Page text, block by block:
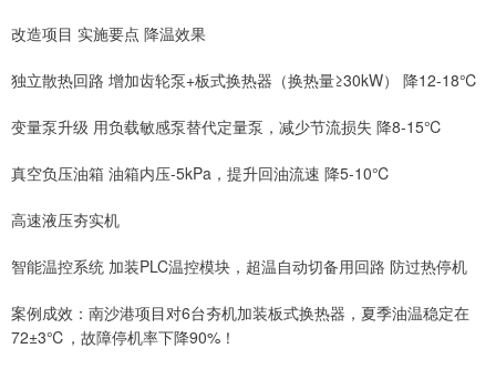
改造项目 实施要点 降温效果
独立散热回路 增加齿轮泵+板式换热器（换热量≥30kW） 降12-18℃
变量泵升级 用负载敏感泵替代定量泵，减少节流损失 降8-15℃
真空负压油箱 油箱内压-5kPa，提升回油流速 降5-10℃
高速液压夯实机
智能温控系统 加装PLC温控模块，超温自动切备用回路 防过热停机
案例成效：南沙港项目对6台夯机加装板式换热器，夏季油温稳定在
72±3℃，故障停机率下降90%！